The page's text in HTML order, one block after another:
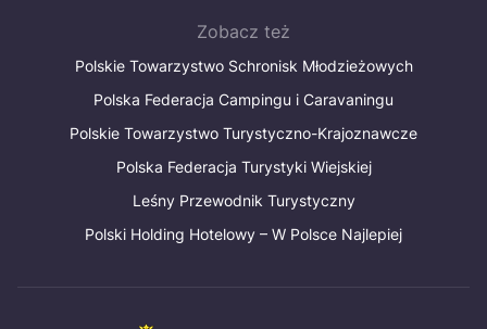
Zobacz też
Polskie Towarzystwo Schronisk Młodzieżowych
Polska Federacja Campingu i Caravaningu
Polskie Towarzystwo Turystyczno-Krajoznawcze
Polska Federacja Turystyki Wiejskiej
Leśny Przewodnik Turystyczny
Polski Holding Hotelowy – W Polsce Najlepiej